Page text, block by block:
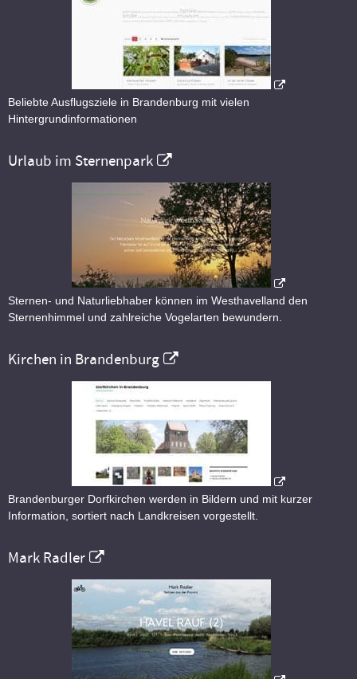
Beliebte Ausflugsziele in Brandenburg mit vielen
Hintergrundinformationen
Urlaub im Sternenpark
Sternen- und Naturliebhaber können im Westhavelland den
Sternenhimmel und zahlreiche Vogelarten bewundern.
Kirchen in Brandenburg
Brandenburger Dorfkirchen werden in Bildern und mit kurzer
Information, sortiert nach Landkreisen vorgestellt.
Mark Radler